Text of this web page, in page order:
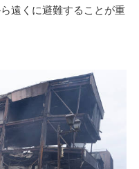
遠くに避難することが重